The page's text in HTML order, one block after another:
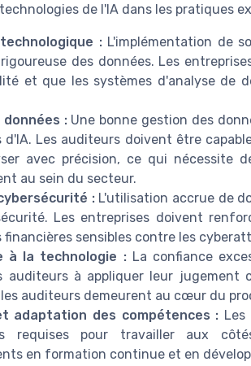
de l'IA dans les pratiques
:L'implémentation de
des données. Les
et que les systèmes d'analyse de
:Une bonne gestion des
d'IA. Les auditeurs doivent être
avec précision, ce qui nécessite
au sein du secteur.
:L'utilisation accrue de
Les entreprises doivent
sensibles contre les
à la technologie :La confiance
auditeurs à appliquer leur
les auditeurs demeurent au cœur du
adaptation des compétences :
requises pour travailler aux
en formation continue et en